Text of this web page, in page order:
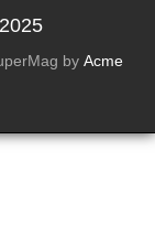
by Acme